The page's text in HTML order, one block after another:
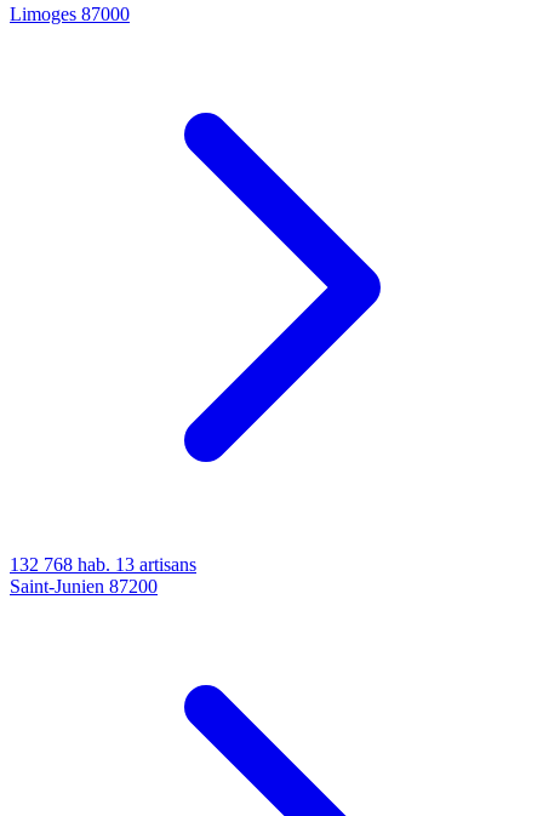
Limoges 87000
132 768 hab. 13 artisans
Saint-Junien 87200